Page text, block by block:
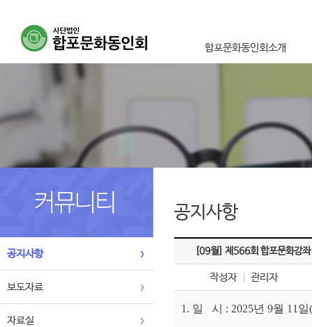
합포문화동인회소개
조직도
오시는길
공지사항
보도자료
자료실
공지사항
[09월] 제566회 합포문화강
작성자 관리자
1 . 일 시 : 2025년 9월 11일